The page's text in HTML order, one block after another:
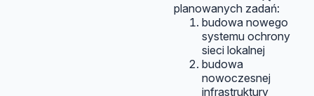
planowanych zadań:
budowa nowego
systemu ochrony
sieci lokalnej
budowa
nowoczesnej
infrastruktury